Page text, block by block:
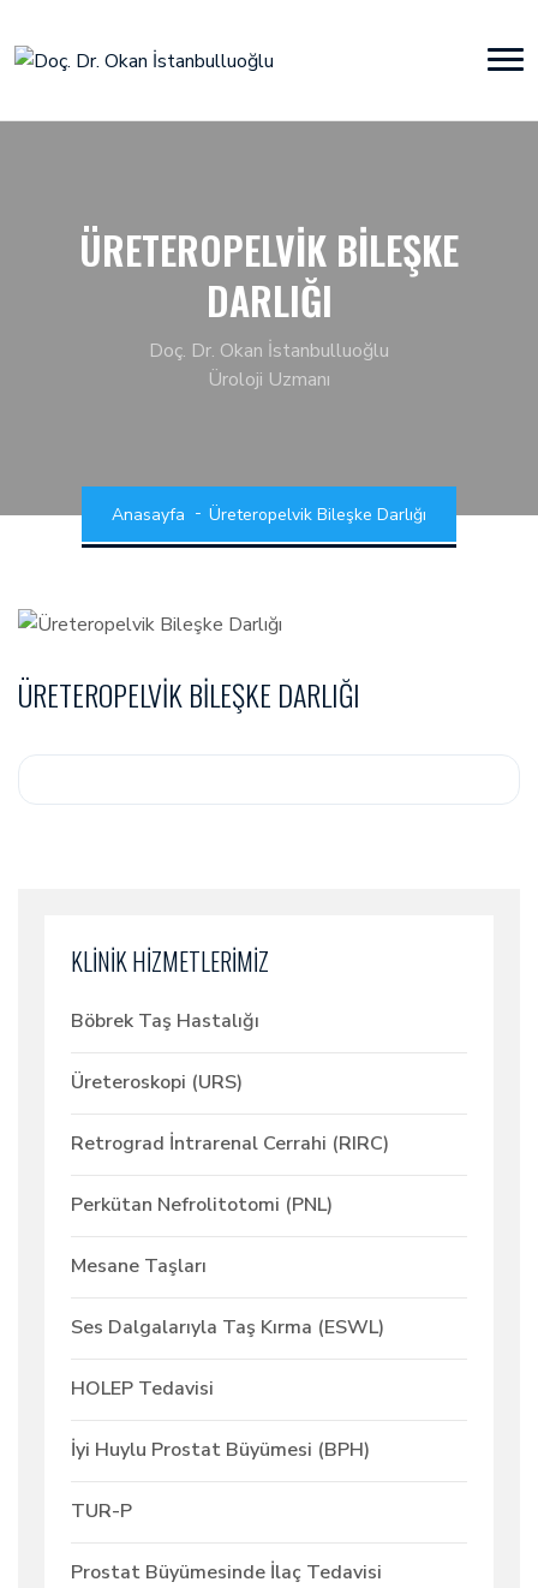
ÜRETEROPELVIK BILEŞKE
DARLIĞI
Doç. Dr. Okan İstanbulluoğlu
Üroloji Uzmanı
Anasayfa Üreteropelvik Bileşke Darlığı
KLİNİK HİZMETLERİMİZ
Böbrek Taş Hastalığı
Üreteroskopi (URS)
Retrograd İntrarenal Cerrahi (RIRC)
Perkütan Nefrolitotomi (PNL)
Mesane Taşları
Ses Dalgalarıyla Taş Kırma (ESWL)
HOLEP Tedavisi
İyi Huylu Prostat Büyümesi (BPH)
TUR-P
Prostat Büyümesinde İlaç Tedavisi
ÜRETEROPELVIK BILEŞKE DARLIĞI